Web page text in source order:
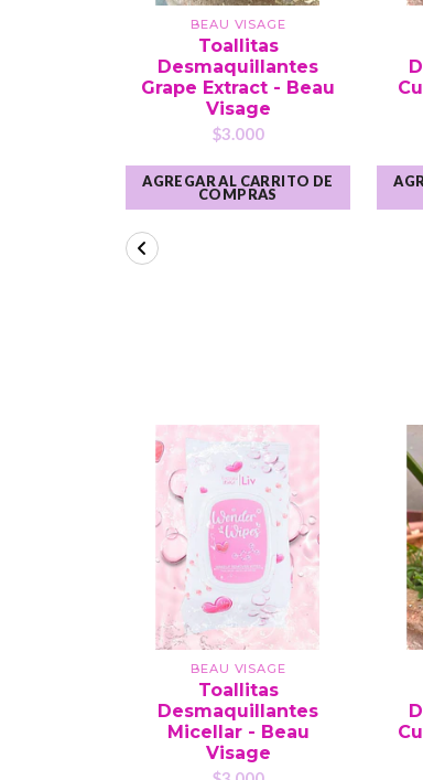
BEAU VISAGE
Toallitas
Desmaquillantes
Grape Extract - Beau
Visage
$3.000
AGREGAR AL CARRITO DE
COMPRAS
BEAU VISAGE
Toallitas
Desmaquillantes
Micellar - Beau
Visage